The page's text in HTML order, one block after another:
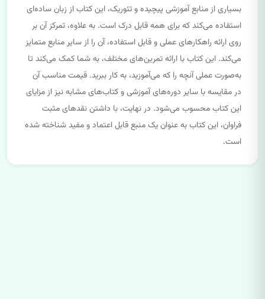
بسیاری از منابع آموزشی پیچیده و تئوریک، این کتاب از زبان ساده‌ای
استفاده می‌کند که برای همه قابل درک است. به علاوه، تمرکز آن بر
روی ارائه راهکارهای عملی و قابل استفاده، آن را از سایر منابع متمایز
می‌کند. این کتاب با ارائه تمرین‌های مختلف، به شما کمک می‌کند تا
به‌صورت عملی آنچه را که می‌آموزید، به کار ببرید. قیمت مناسب آن
در مقایسه با سایر دوره‌های آموزشی و کتاب‌های مشابه نیز از مزایای
این کتاب محسوب می‌شود. در نهایت، با داشتن نقدهای مثبت
فراوان، این کتاب به عنوان یک منبع قابل اعتماد و مفید شناخته شده
است.